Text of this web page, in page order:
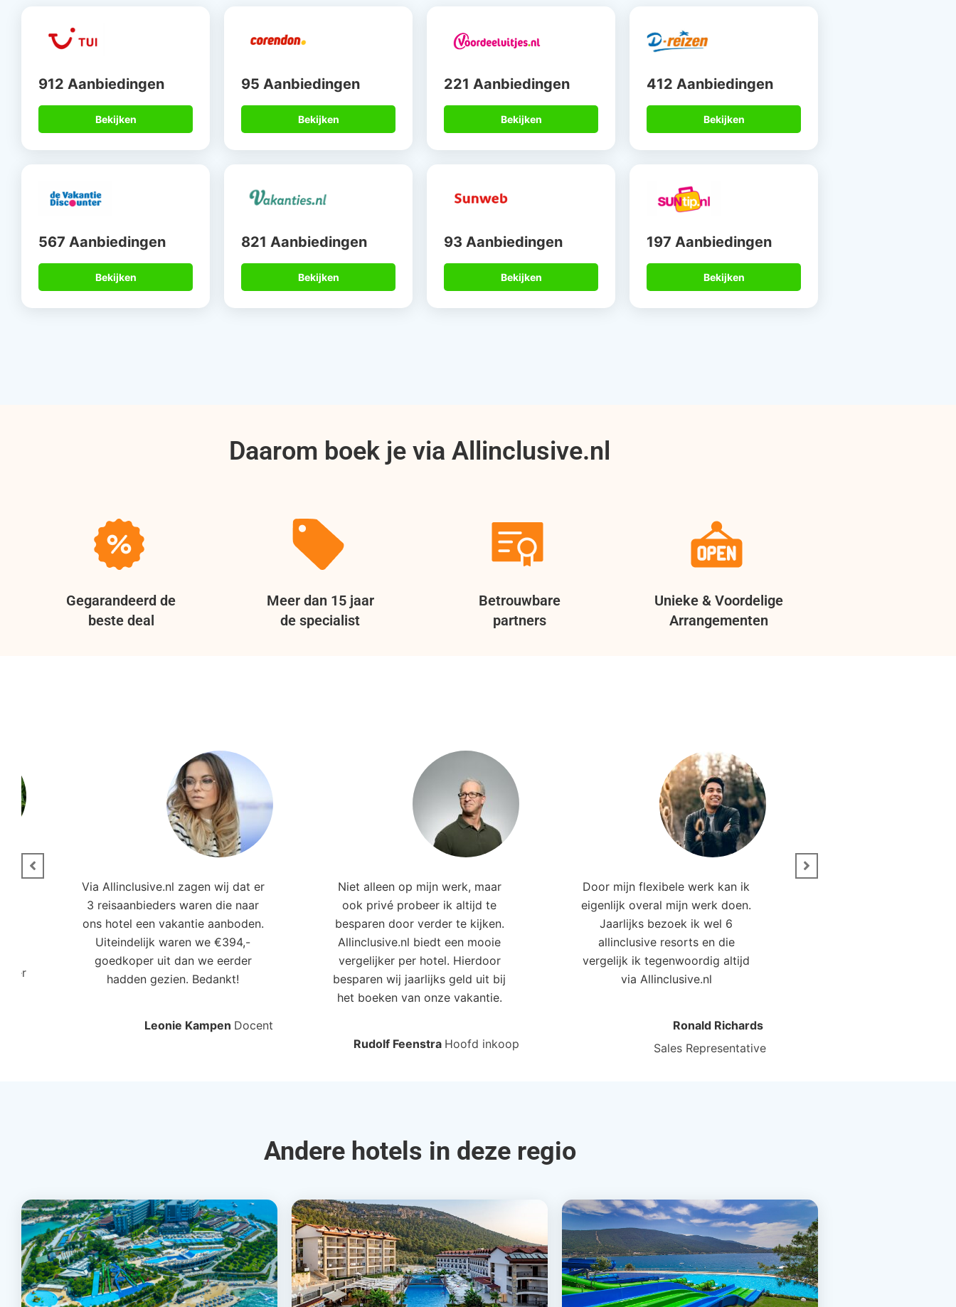
912 Aanbiedingen
Bekijken
95 Aanbiedingen
Bekijken
221 Aanbiedingen
Bekijken
412 Aanbiedingen
Bekijken
567 Aanbiedingen
Bekijken
821 Aanbiedingen
Bekijken
93 Aanbiedingen
Bekijken
197 Aanbiedingen
Bekijken
Daarom boek je via Allinclusive.nl
Gegarandeerd de
beste deal
Meer dan 15 jaar
de specialist
Betrouwbare
partners
Unieke & Voordelige
Arrangementen
Via Allinclusive.nl zagen wij dat er
3 reisaanbieders waren die naar
ons hotel een vakantie aanboden.
Uiteindelijk waren we €394,-
goedkoper uit dan we eerder
hadden gezien. Bedankt!
Leonie Kampen Docent
Niet alleen op mijn werk, maar
ook privé probeer ik altijd te
besparen door verder te kijken.
Allinclusive.nl biedt een mooie
vergelijker per hotel. Hierdoor
besparen wij jaarlijks geld uit bij
het boeken van onze vakantie.
Rudolf Feenstra Hoofd inkoop
Door mijn flexibele werk kan ik
eigenlijk overal mijn werk doen.
Jaarlijks bezoek ik wel 6
allinclusive resorts en die
vergelijk ik tegenwoordig altijd
via Allinclusive.nl
Ronald Richards
Sales Representative
Andere hotels in deze regio